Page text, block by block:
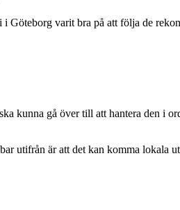
varit bra på att följa de
kunna gå över till att hantera den i
utifrån är att det kan komma lokala